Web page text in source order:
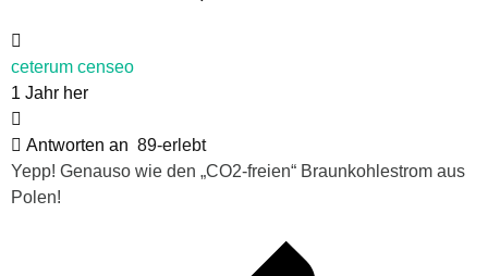
ceterum censeo
1 Jahr her
Antworten an 89-erlebt
Yepp! Genauso wie den „CO2-freien“ Braunkohlestrom aus
Polen!